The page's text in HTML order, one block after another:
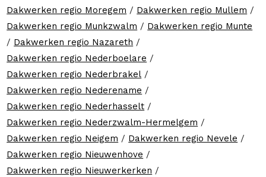
Dakwerken regio Moregem / Dakwerken regio Mullem /
Dakwerken regio Munkzwalm / Dakwerken regio Munte
/ Dakwerken regio Nazareth /
Dakwerken regio Nederboelare /
Dakwerken regio Nederbrakel /
Dakwerken regio Nederename /
Dakwerken regio Nederhasselt /
Dakwerken regio Nederzwalm-Hermelgem /
Dakwerken regio Neigem / Dakwerken regio Nevele /
Dakwerken regio Nieuwenhove /
Dakwerken regio Nieuwerkerken /